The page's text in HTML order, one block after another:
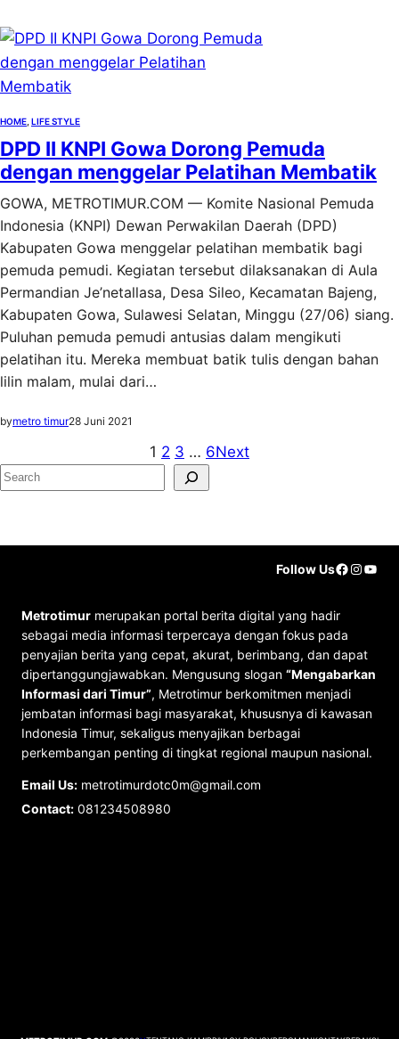
HOME LIFE STYLE
DPD II KNPI Gowa Dorong Pemuda
dengan menggelar Pelatihan Membatik
GOWA, METROTIMUR.COM — Komite Nasional Pemuda
Indonesia (KNPI) Dewan Perwakilan Daerah (DPD)
Kabupaten Gowa menggelar pelatihan membatik bagi
pemuda pemudi. Kegiatan tersebut dilaksanakan di Aula
Permandian Je’netallasa, Desa Sileo, Kecamatan Bajeng,
Kabupaten Gowa, Sulawesi Selatan, Minggu (27/06) siang.
Puluhan pemuda pemudi antusias dalam mengikuti
pelatihan itu. Mereka membuat batik tulis dengan bahan
lilin malam, mulai dari…
bymetro timur28 Juni 2021
1 2 3 … 6Next
S
r
Follow Us
Metrotimur merupakan portal berita digital yang hadir
sebagai media informasi terpercaya dengan fokus pada
penyajian berita yang cepat, akurat, berimbang, dan dapat
dipertanggungjawabkan. Mengusung slogan “Mengabarkan
Informasi dari Timur”, Metrotimur berkomitmen menjadi
jembatan informasi bagi masyarakat, khususnya di kawasan
Indonesia Timur, sekaligus menyajikan berbagai
perkembangan penting di tingkat regional maupun nasional.
Email Us: metrotimurdotc0m@gmail.com
Contact: 081234508980